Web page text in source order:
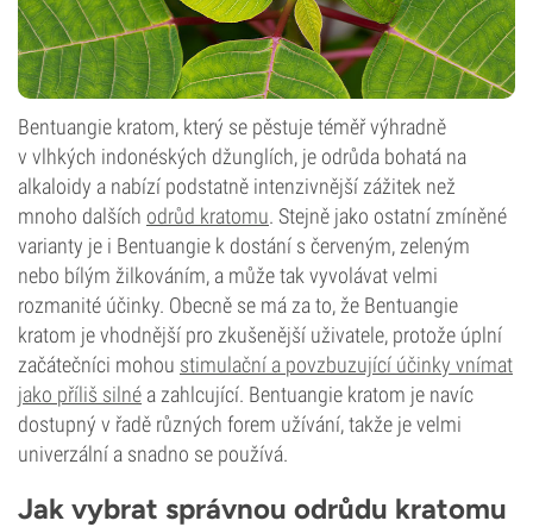
Bentuangie kratom, který se pěstuje téměř výhradně
v vlhkých indonéských džunglích, je odrůda bohatá na
alkaloidy a nabízí podstatně intenzivnější zážitek než
mnoho dalších odrůd kratomu. Stejně jako ostatní zmíněné
varianty je i Bentuangie k dostání s červeným, zeleným
nebo bílým žilkováním, a může tak vyvolávat velmi
rozmanité účinky. Obecně se má za to, že Bentuangie
kratom je vhodnější pro zkušenější uživatele, protože úplní
začátečníci mohou stimulační a povzbuzující účinky vnímat
jako příliš silné a zahlcující. Bentuangie kratom je navíc
dostupný v řadě různých forem užívání, takže je velmi
univerzální a snadno se používá.
Jak vybrat správnou odrůdu kratomu